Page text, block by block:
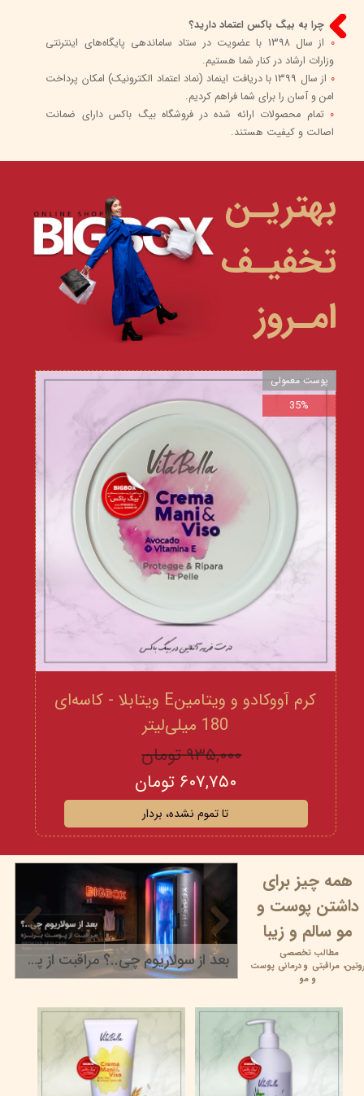
چرا به بیگ باکس اعتماد دارید؟
0
از سال 1398 با عضویت در ستاد ساماندهی پایگاه‌های اینترنتی
وزارات ارشاد در کنار شما هستیم.
0
از سال 1399 با دریافت اینماد (نماد اعتماد الکترونیک) امکان پرداخت
امن و آسان را برای شما فراهم کردیم.
0 تمام محصولات ارائه شده در فروشگاه بیگ باکس دارای ضمانت
اصالت و کیفیت هستند.
بهتریـن
تخفیـف
امـروز
کرم آووکادو و ویتامینE ویتابلا - کاسه‌ای
180 میلی‌لیتر
۹۳۵,۰۰۰ تومان
۶۰۷,۷۵۰ تومان
تا تموم نشده، بردار
پوست معمولی
35%
بعد از سولاریوم چی..؟ مراقبت از پوست برنزه
همه چیز برای
داشتن پوست و
مو سالم و زیبا
مطالب تخصصی
روتین،مراقبتی ودرمانی پوست
و مو